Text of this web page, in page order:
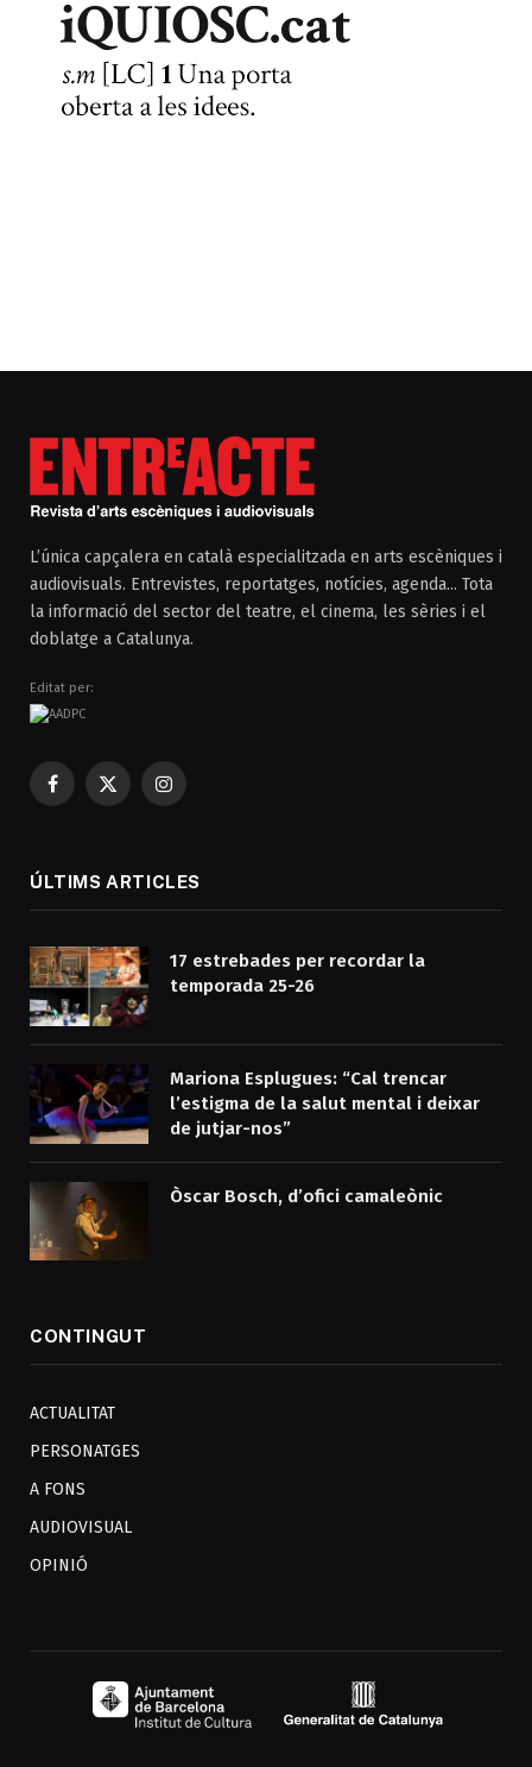
L’única capçalera en català especialitzada en arts escèniques i
audiovisuals. Entrevistes, reportatges, notícies, agenda... Tota
la informació del sector del teatre, el cinema, les sèries i el
doblatge a Catalunya.
Editat per:
Facebook
X
Instagram
ÚLTIMS ARTICLES
17 estrebades per recordar la
temporada 25-26
Mariona Esplugues: “Cal trencar
l’estigma de la salut mental i deixar
de jutjar-nos”
Òscar Bosch, d’ofici camaleònic
CONTINGUT
ACTUALITAT
PERSONATGES
A FONS
AUDIOVISUAL
OPINIÓ